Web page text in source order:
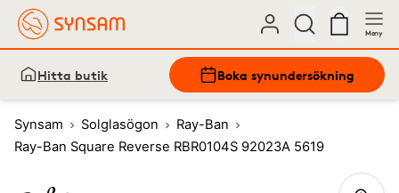
Meny
Hitta butik Boka synundersökning
Synsam Solglasögon
Ray-Ban
Ray-Ban Square Reverse RBR0104S 92023A 5619